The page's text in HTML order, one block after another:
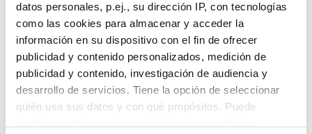
datos personales, p.ej., su dirección IP, con tecnologías
como las cookies para almacenar y acceder la
información en su dispositivo con el fin de ofrecer
publicidad y contenido personalizados, medición de
publicidad y contenido, investigación de audiencia y
desarrollo de servicios. Tiene la opción de seleccionar
quién usa sus datos y con qué propósitos. Puede
Lo sentimos, no sabemos como
te hemos traido hasta aquí.
Pero puedes encontrar el coche que estás
buscando en alguno de estos enlaces: